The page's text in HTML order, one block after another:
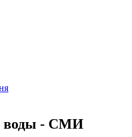
воды - СМИ